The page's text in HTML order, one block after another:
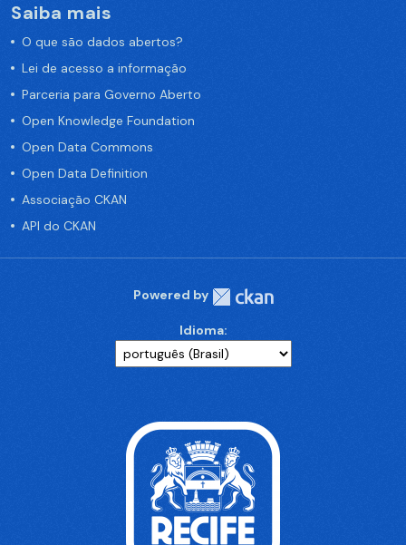
Saiba mais
O que são dados abertos?
Lei de acesso a informação
Parceria para Governo Aberto
Open Knowledge Foundation
Open Data Commons
Open Data Definition
Associação CKAN
API do CKAN
Powered by
Idioma